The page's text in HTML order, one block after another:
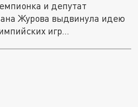
и депутат
Журова выдвинула идею
игр